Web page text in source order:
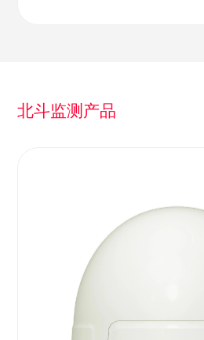
北斗监测产品